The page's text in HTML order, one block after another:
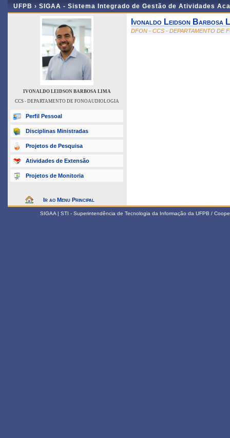
UFPB › SIGAA - Sistema Integrado de Gestão de Atividades
IVONALDO LEIDSON BARBOSA LIMA
CCS - DEPARTAMENTO DE FONOAUDIOLOGIA
Perfil Pessoal
Disciplinas Ministradas
Projetos de Pesquisa
Atividades de Extensão
Projetos de Monitoria
Ir ao Menu Principal
Ivonaldo Leidson Barbosa
DFON - CCS - DEPARTAMENTO DE
SIGAA | STI - Superintendência de Tecnologia da Informação da UFPB /